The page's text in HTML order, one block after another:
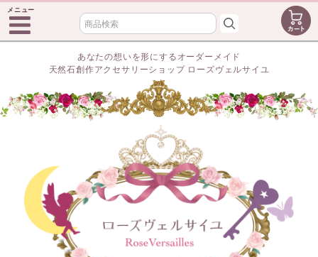
メニュー
あなたの想いを形にするオーダーメイド
天然石創作アクセサリーショップ ローズヴェルサイユ